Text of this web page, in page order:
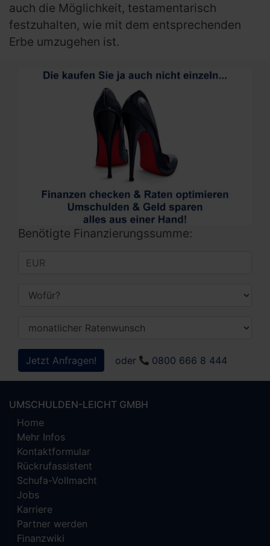
auch die Möglichkeit, testamentarisch
festzuhalten, wie mit dem entsprechenden
Erbe umzugehen ist.
Benötigte Finanzierungssumme:
Jetzt Anfragen! oder 0800 666 8 444
UMSCHULDEN-LEICHT GMBH
Home
Mehr Infos
Kontaktformular
Rückrufassistent
Schufa-Vollmacht
Jobs
Karriere
Partner werden
Finanzwiki